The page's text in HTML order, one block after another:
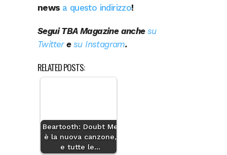
news a questo indirizzo!
Segui TBA Magazine anche su
Twitteresu Instagram.
RELATED POSTS:
Beartooth: Doubt Me
è la nuova canzone,
e tutte le…